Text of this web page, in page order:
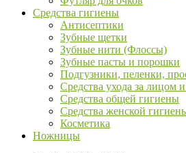
Средства гигиены
Антисептики
Зубные щетки
Зубные нити (Флоссы)
Зубные пасты и порошки
Подгузники, пеленки,
Средства ухода за лицом
Средства общей гигиены
Средства женской
Косметика
Ножницы